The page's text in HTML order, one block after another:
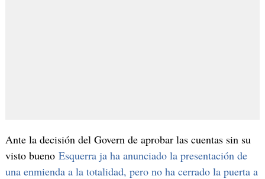
Ante la decisión del Govern de aprobar las cuentas sin su
visto bueno Esquerra ja ha anunciado la presentación de
una enmienda a la totalidad, pero no ha cerrado la puerta a